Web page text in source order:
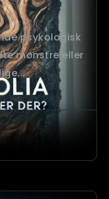
psykologisk
mønstre eller